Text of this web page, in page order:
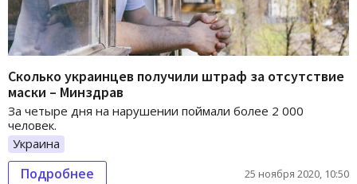
Сколько украинцев получили штраф за отсутствие
маски – Минздрав
За четыре дня на нарушении поймали более 2 000
человек.
Украина
Подробнее 25 ноября 2020, 10:50